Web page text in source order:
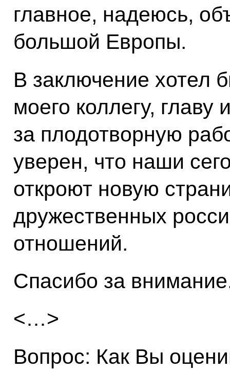
главное, надеюсь,
большой Европы.
В заключение хотел
моего коллегу, главу
за плодотворную
уверен, что наши
откроют новую
дружественных
отношений.
Спасибо за
<…>
Вопрос: Как Вы